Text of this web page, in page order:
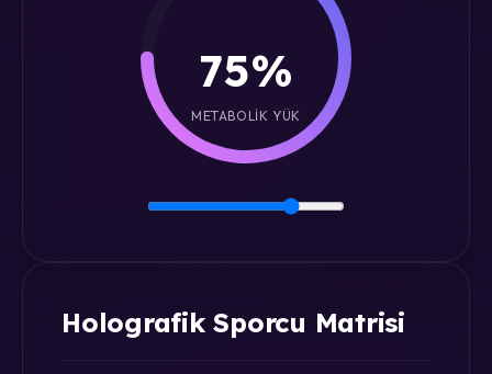
75%
METABOLIK YÜK
Holografik Sporcu Matrisi